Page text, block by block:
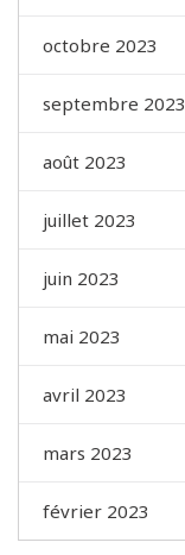
octobre 2023
septembre 2023
août 2023
juillet 2023
juin 2023
mai 2023
avril 2023
mars 2023
février 2023